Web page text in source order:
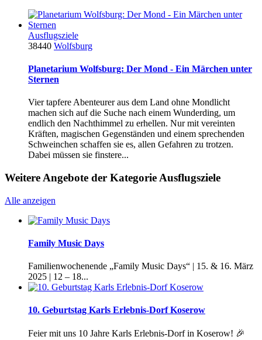
Ausflugsziele
38440 Wolfsburg
Planetarium Wolfsburg: Der Mond - Ein Märchen unter
Sternen
Vier tapfere Abenteurer aus dem Land ohne Mondlicht
machen sich auf die Suche nach einem Wunderding, um
endlich den Nachthimmel zu erhellen. Nur mit vereinten
Kräften, magischen Gegenständen und einem sprechenden
Schweinchen schaffen sie es, allen Gefahren zu trotzen.
Dabei müssen sie finstere...
Weitere Angebote der Kategorie Ausflugsziele
Alle anzeigen
Family Music Days
Familienwochenende „Family Music Days“ | 15. & 16. März
2025 | 12 – 18...
10. Geburtstag Karls Erlebnis-Dorf Koserow
Feier mit uns 10 Jahre Karls Erlebnis-Dorf in Koserow! 🎉